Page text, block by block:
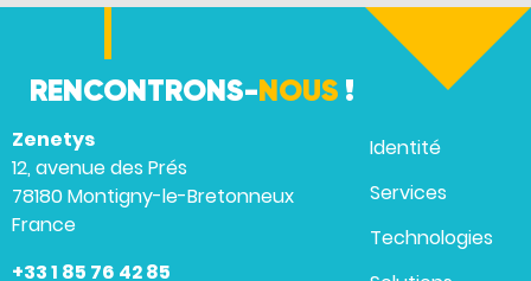
RENCONTRONS-NOUS !
Zenetys
12, avenue des Prés
78180 Montigny-le-Bretonneux
France
+33 1 85 76 42 85
Identité
Services
Technologies